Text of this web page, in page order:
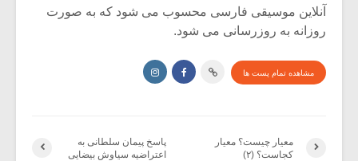
آنلاین موسیقی فارسی محسوب می شود که به صورت
روزانه به روزرسانی می شود.
مشاهده تمام پست ها
پاسخ پیمان سلطانی به
اعتراضیه سیاوش بیضایی
معیار چیست؟ معیار
کجاست؟ (۲)